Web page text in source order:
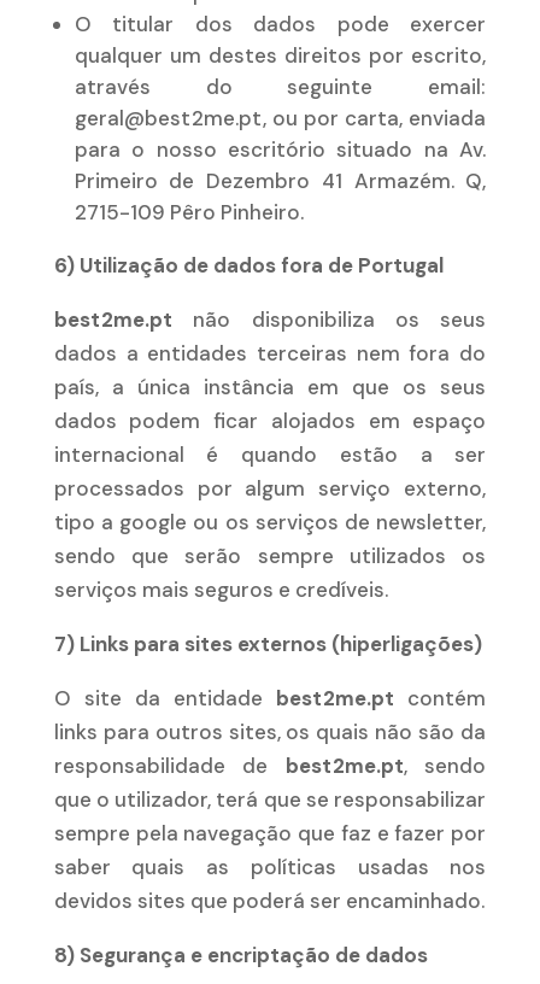
O titular dos dados pode exercer
qualquer um destes direitos por escrito,
através do seguinte email:
geral@best2me.pt, ou por carta, enviada
para o nosso escritório situado na Av.
Primeiro de Dezembro 41 Armazém. Q,
2715-109 Pêro Pinheiro.
6) Utilização de dados fora de Portugal
best2me.pt não disponibiliza os seus
dados a entidades terceiras nem fora do
país, a única instância em que os seus
dados podem ficar alojados em espaço
internacional é quando estão a ser
processados por algum serviço externo,
tipo a google ou os serviços de newsletter,
sendo que serão sempre utilizados os
serviços mais seguros e credíveis.
7) Links para sites externos (hiperligações)
O site da entidade best2me.pt contém
links para outros sites, os quais não são da
responsabilidade de best2me.pt, sendo
que o utilizador, terá que se responsabilizar
sempre pela navegação que faz e fazer por
saber quais as políticas usadas nos
devidos sites que poderá ser encaminhado.
8) Segurança e encriptação de dados